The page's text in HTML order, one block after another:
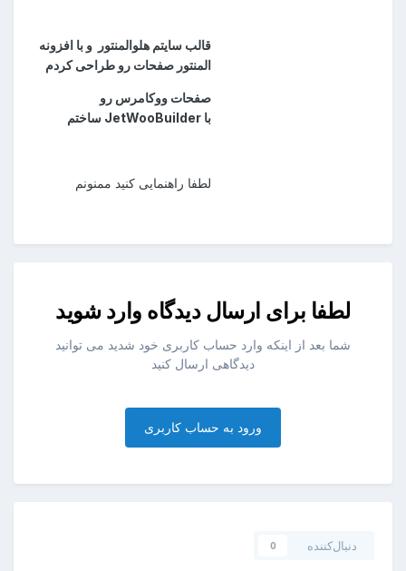
قالب سایتم هلوالمنتور و با افزونه
المنتور صفحات رو طراحی کردم
صفحات ووکامرس رو
با JetWooBuilder ساختم
لطفا راهنمایی کنید ممنونم
لطفا برای ارسال دیدگاه وارد شوید
شما بعد از اینکه وارد حساب کاربری خود شدید می توانید
دیدگاهی ارسال کنید
ورود به حساب کاربری
دنبال‌کننده 0